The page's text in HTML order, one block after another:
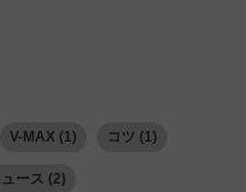
V-MAX(1) コツ (1)
ース (2)